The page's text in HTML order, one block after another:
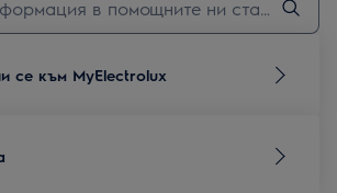
се към MyElectrolux